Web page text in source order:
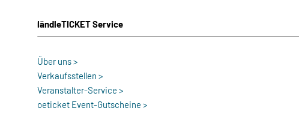
ländleTICKET Service
Über uns >
Verkaufsstellen >
Veranstalter-Service >
oeticket Event-Gutscheine >